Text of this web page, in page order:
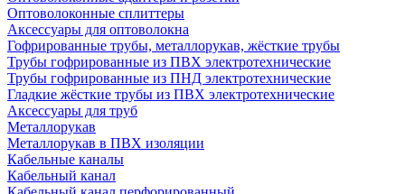
Оптоволоконные сплиттеры
Аксессуары для оптоволокна
Гофрированные трубы, металлорукав, жёсткие трубы
Трубы гофрированные из ПВХ электротехнические
Трубы гофрированные из ПНД электротехнические
Гладкие жёсткие трубы из ПВХ электротехнические
Аксессуары для труб
Металлорукав
Металлорукав в ПВХ изоляции
Кабельные каналы
Кабельный канал